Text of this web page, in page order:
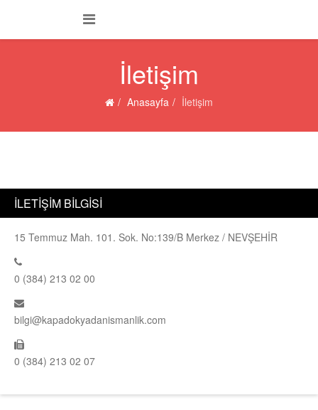
İletişim
Anasayfa İletişim
İLETIŞIM BİLGISI
15 Temmuz Mah. 101. Sok. No:139/B Merkez / NEVŞEHİR
0 (384) 213 02 00
bilgi@kapadokyadanismanlik.com
0 (384) 213 02 07